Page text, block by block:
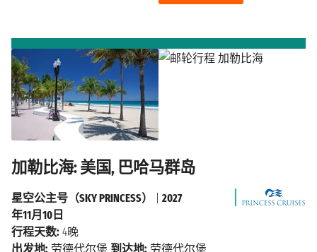
加勒比海: 美国, 巴哈马群岛
星空公主号（SKY PRINCESS）
2027
年11月10日
行程天数: 4晚
出发地: 劳德代尔堡 到达地: 劳德代尔堡